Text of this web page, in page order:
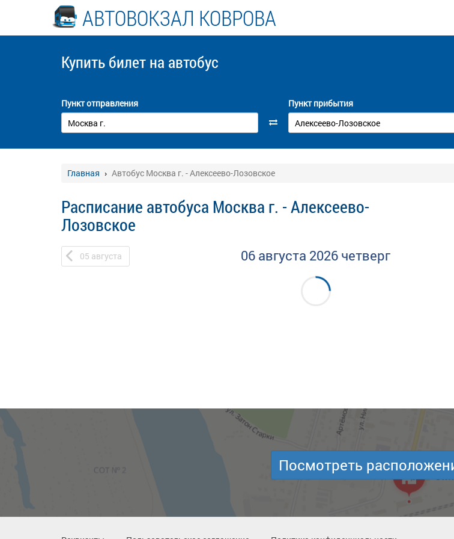
АВТОВОКЗАЛ КОВРОВА
Купить билет на автобус
Пункт отправления Пункт прибытия
Главная Автобус Москва г. - Алексеево-Лозовское
Расписание автобуса Москва г. - Алексеево-
Лозовское
05 августа 06 августа 2026 четверг
Посмотреть